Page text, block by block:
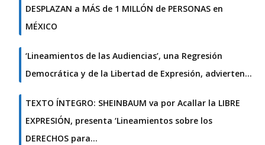
DESPLAZAN a MÁS de 1 MILLÓN de PERSONAS en
MÉXICO
‘Lineamientos de las Audiencias’, una Regresión
Democrática y de la Libertad de Expresión, advierten…
TEXTO ÍNTEGRO: SHEINBAUM va por Acallar la LIBRE
EXPRESIÓN, presenta ‘Lineamientos sobre los
DERECHOS para…